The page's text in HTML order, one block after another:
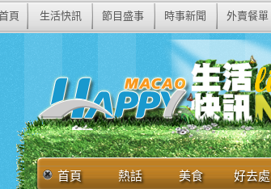
頁 生活快訊 節目盛事 時事新聞 外賣餐單
首頁 熱話 美食 好去處